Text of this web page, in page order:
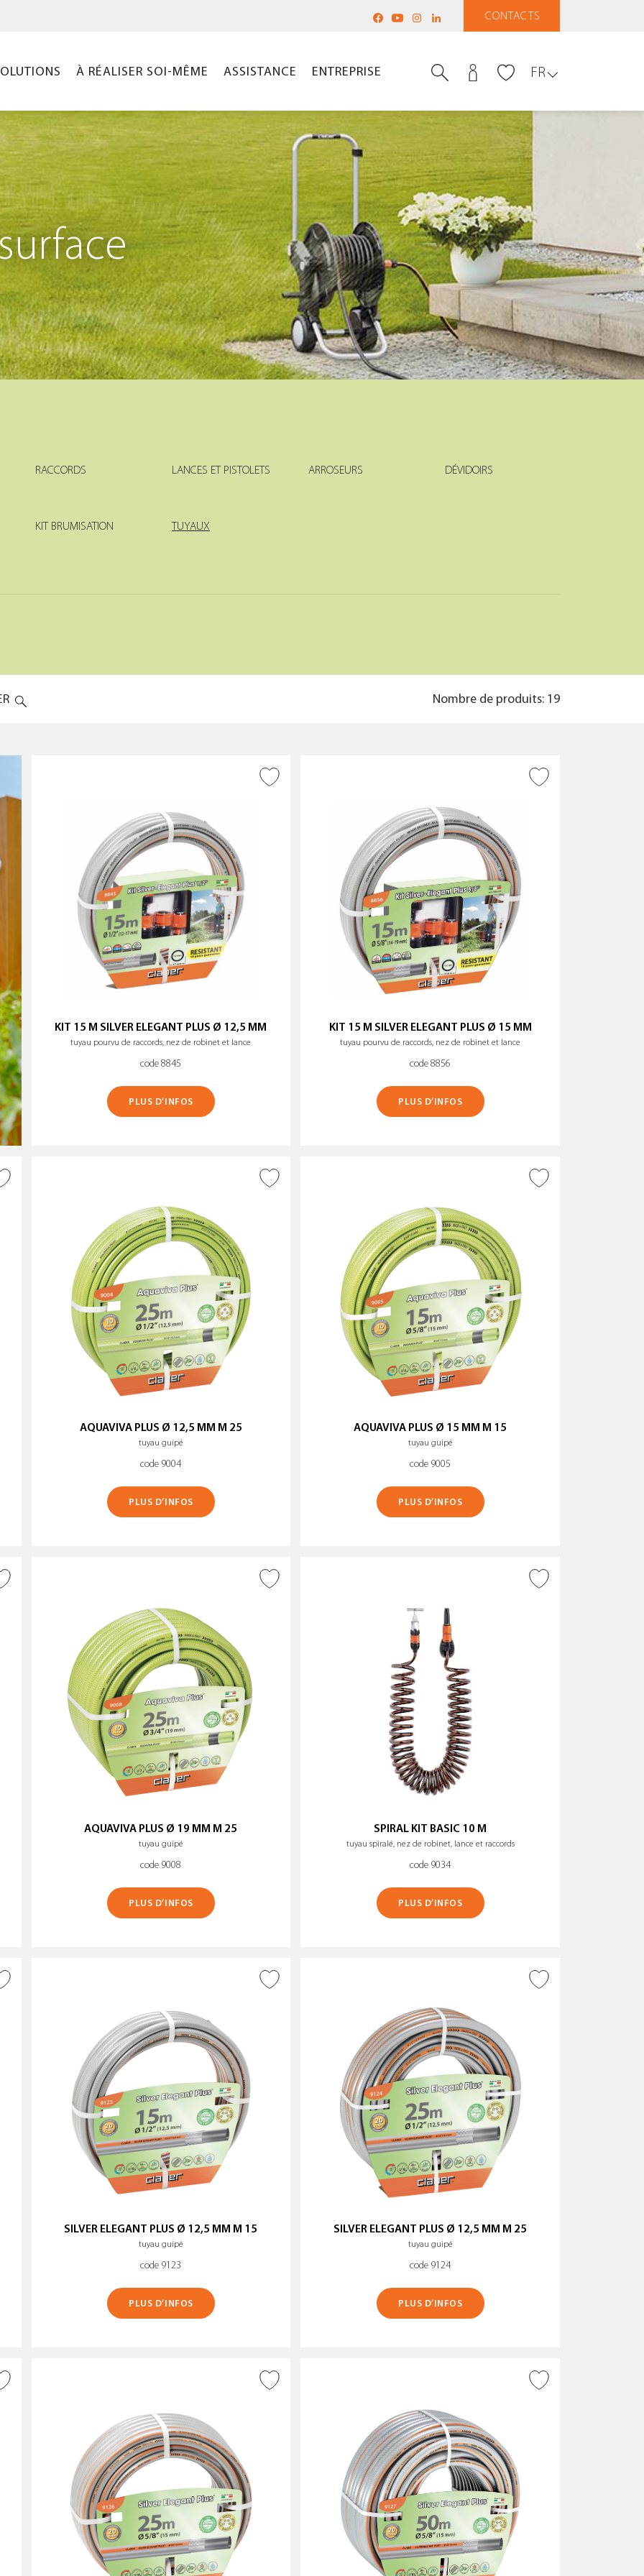
CONTACTS
À RÉALISER SOI-MÊME ASSISTANCE ENTREPRISE FR
RACCORDS LANCES ET PISTOLETS ARROSEURS DÉVIDOIRS
KIT BRUMISATION TUYAUX
Nombre de produits: 19
AVEC ACCESSOIRES
Tricoté
Extensible
À spirale
Léger
EFFACER TOUS LES FILTRES
KIT 15 M SILVER ELEGANT PLUS Ø 12,5 MM
tuyau pourvu de raccords, nez de robinet et lance
code 8845
PLUS D’INFOS
KIT 15 M SILVER ELEGANT PLUS Ø 15 MM
tuyau pourvu de raccords, nez de robinet et lance
code 8856
PLUS D’INFOS
AQUAVIVA PLUS Ø 12,5 MM M 25
tuyau guipé
code 9004
PLUS D’INFOS
AQUAVIVA PLUS Ø 15 MM M 15
tuyau guipé
code 9005
PLUS D’INFOS
AQUAVIVA PLUS Ø 19 MM M 25
tuyau guipé
code 9008
PLUS D’INFOS
SPIRAL KIT BASIC 10 M
tuyau spiralé, nez de robinet, lance et raccords
code 9034
PLUS D’INFOS
SILVER ELEGANT PLUS Ø 12,5 MM M 15
tuyau guipé
code 9123
PLUS D’INFOS
SILVER ELEGANT PLUS Ø 12,5 MM M 25
tuyau guipé
code 9124
PLUS D’INFOS